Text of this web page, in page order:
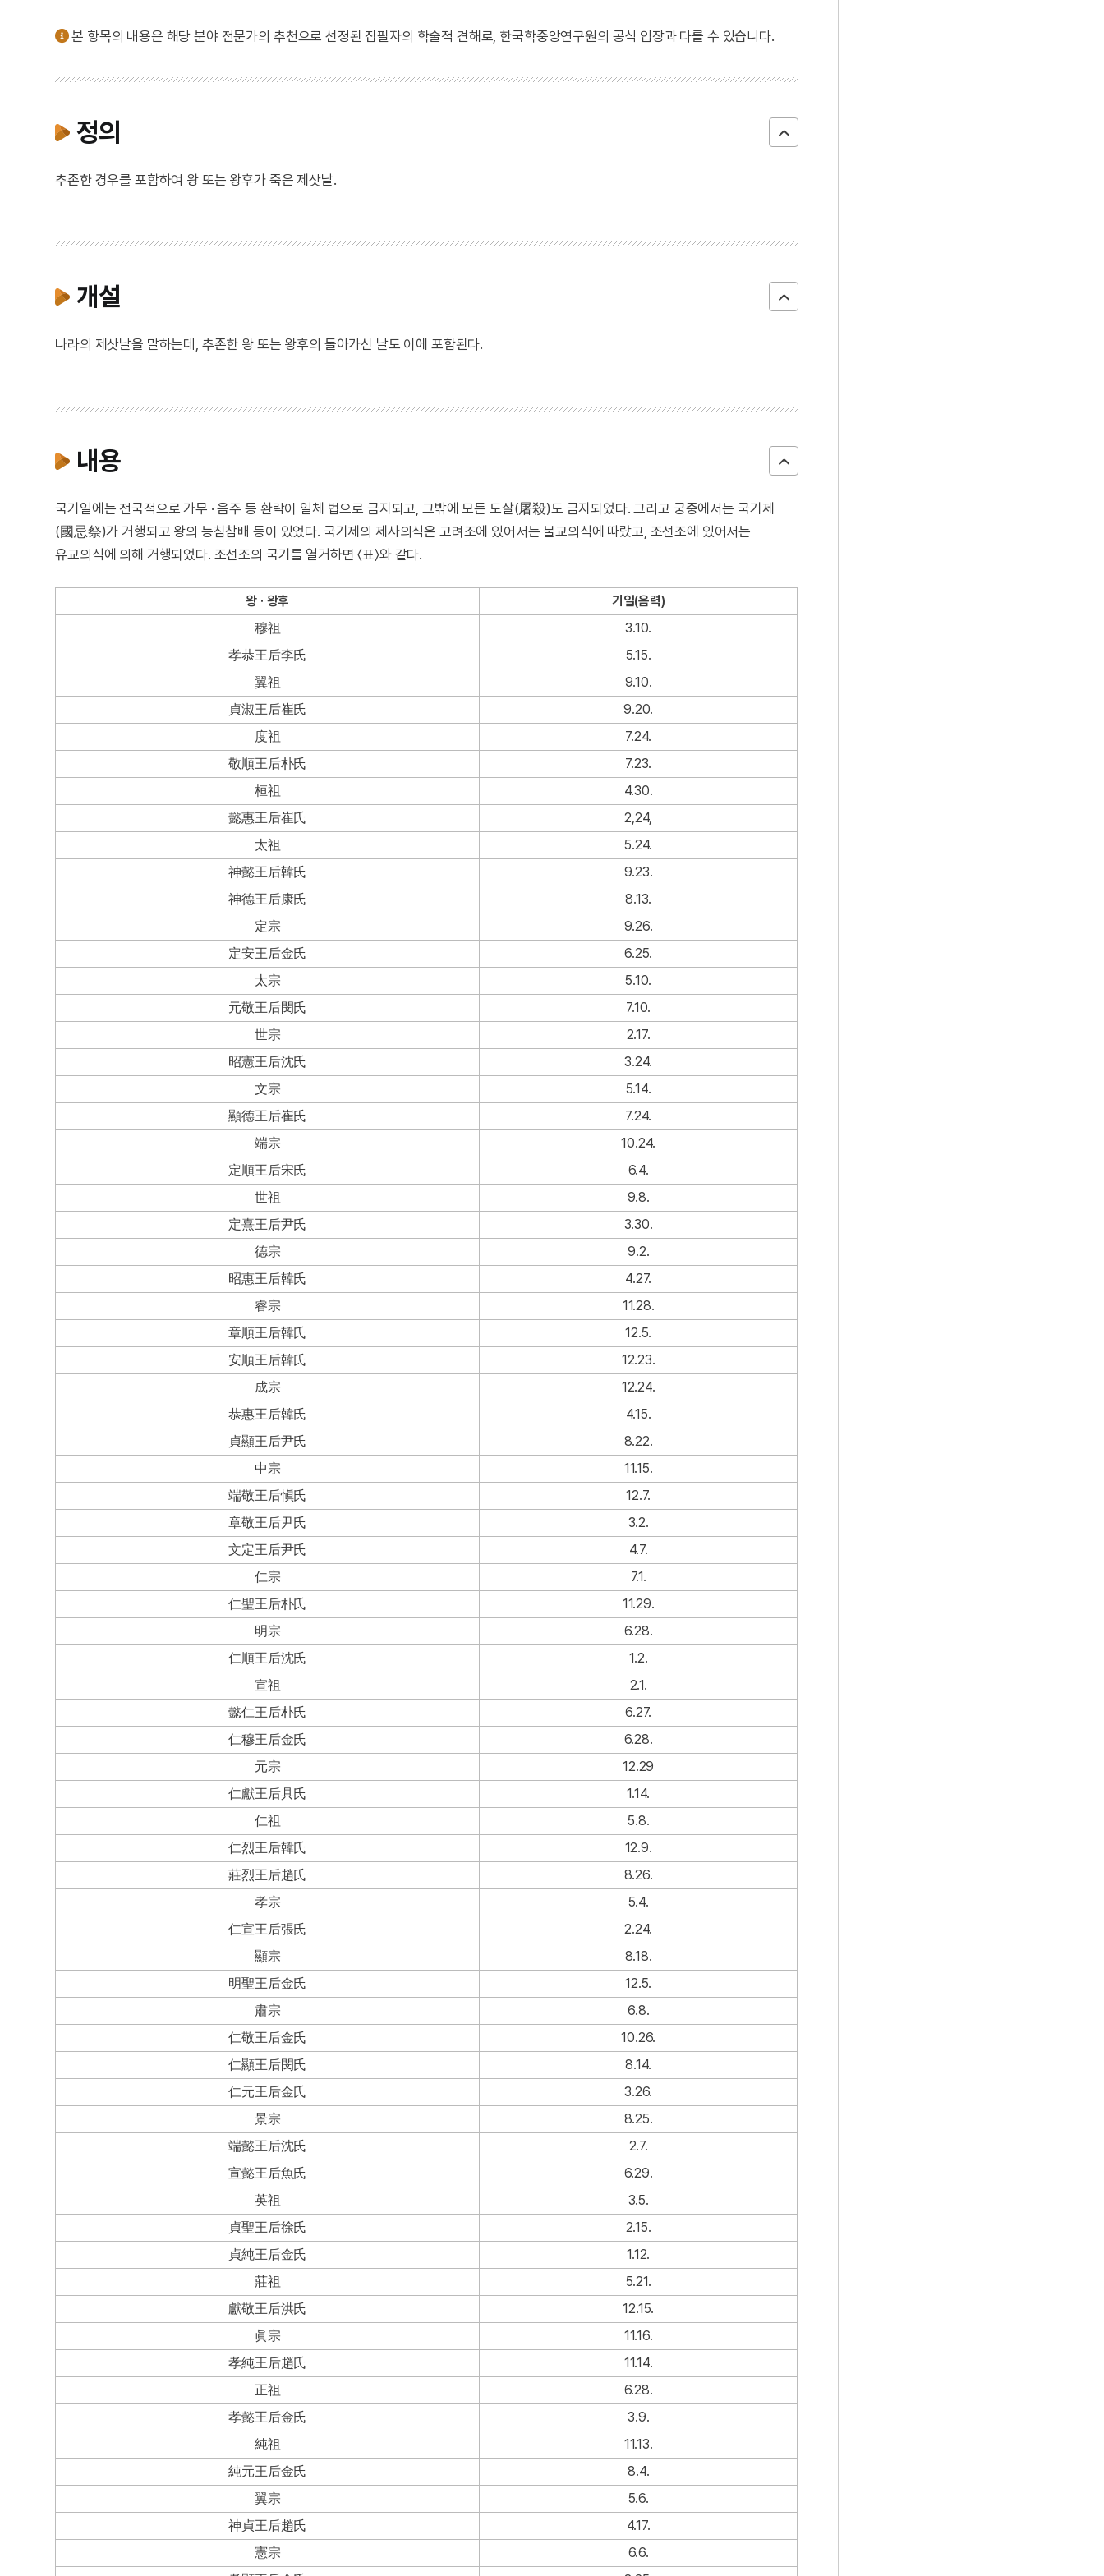
8 거금도
9 국군정보사령부
본 항목의 내용은 해당 분야 전문가의 추천으로 선정된 집필자의 학술적 견해로, 한국학중앙연구원의 공식 입장과 다를 수 있습니다.
정의
추존한 경우를 포함하여 왕 또는 왕후가 죽은 제삿날.
개설
나라의 제삿날을 말하는데, 추존한 왕 또는 왕후의 돌아가신 날도 이에 포함된다.
내용
국기일에는 전국적으로 가무 · 음주 등 환락이 일체 법으로 금지되고, 그밖에 모든 도살(屠殺)도 금지되었다. 그리고 궁중에서는 국기제
(國忌祭)가 거행되고 왕의 능침참배 등이 있었다. 국기제의 제사의식은 고려조에 있어서는 불교의식에 따랐고, 조선조에 있어서는
유교의식에 의해 거행되었다. 조선조의 국기를 열거하면 〈표〉와 같다.
왕 · 왕후
기일(음력)
穆祖
3.10.
孝恭王后李氏
5.15.
翼祖
9.10.
貞淑王后崔氏
9.20.
度祖
7.24.
敬順王后朴氏
7.23.
桓祖
4.30.
懿惠王后崔氏
2,24,
太祖
5.24.
神懿王后韓氏
9.23.
神德王后康氏
8.13.
定宗
9.26.
定安王后金氏
6.25.
太宗
5.10.
元敬王后閔氏
7.10.
世宗
2.17.
昭憲王后沈氏
3.24.
文宗
5.14.
顯德王后崔氏
7.24.
端宗
10.24.
定順王后宋氏
6.4.
世祖
9.8.
定熹王后尹氏
3.30.
德宗
9.2.
昭惠王后韓氏
4.27.
睿宗
11.28.
章順王后韓氏
12.5.
安順王后韓氏
12.23.
成宗
12.24.
恭惠王后韓氏
4.15.
貞顯王后尹氏
8.22.
中宗
11.15.
端敬王后愼氏
12.7.
章敬王后尹氏
3.2.
文定王后尹氏
4.7.
仁宗
7.1.
仁聖王后朴氏
11.29.
明宗
6.28.
仁順王后沈氏
1.2.
宣祖
2.1.
懿仁王后朴氏
6.27.
仁穆王后金氏
6.28.
元宗
12.29
仁獻王后具氏
1.14.
仁祖
5.8.
仁烈王后韓氏
12.9.
莊烈王后趙氏
8.26.
孝宗
5.4.
仁宣王后張氏
2.24.
顯宗
8.18.
明聖王后金氏
12.5.
肅宗
6.8.
仁敬王后金氏
10.26.
仁顯王后閔氏
8.14.
仁元王后金氏
3.26.
景宗
8.25.
端懿王后沈氏
2.7.
宣懿王后魚氏
6.29.
英祖
3.5.
貞聖王后徐氏
2.15.
貞純王后金氏
1.12.
莊祖
5.21.
獻敬王后洪氏
12.15.
眞宗
11.16.
孝純王后趙氏
11.14.
正祖
6.28.
孝懿王后金氏
3.9.
純祖
11.13.
純元王后金氏
8.4.
翼宗
5.6.
神貞王后趙氏
4.17.
憲宗
6.6.